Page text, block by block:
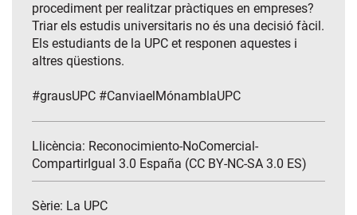
procediment per realitzar pràctiques en empreses?
Triar els estudis universitaris no és una decisió fàcil.
Els estudiants de la UPC et responen aquestes i
altres qüestions.
#grausUPC #CanviaelMónamblaUPC
Llicència: Reconocimiento-NoComercial-
CompartirIgual 3.0 España (CC BY-NC-SA 3.0 ES)
Sèrie: La UPC